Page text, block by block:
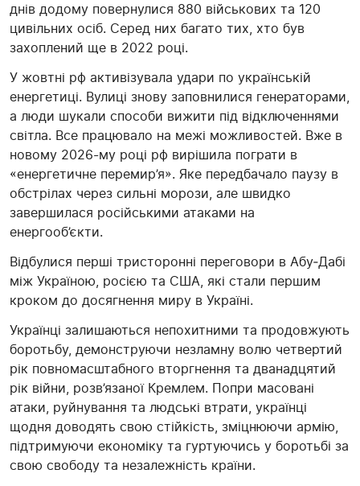
днів додому повернулися 880 військових та 120
цивільних осіб. Серед них багато тих, хто був
захоплений ще в 2022 році.
У жовтні рф активізувала удари по українській
енергетиці. Вулиці знову заповнилися генераторами,
а люди шукали способи вижити під відключеннями
світла. Все працювало на межі можливостей. Вже в
новому 2026-му році рф вирішила пограти в
«енергетичне перемир’я». Яке передбачало паузу в
обстрілах через сильні морози, але швидко
завершилася російськими атаками на
енергооб’єкти.
Відбулися перші тристоронні переговори в Абу‑Дабі
між Україною, росією та США, які стали першим
кроком до досягнення миру в Україні.
Українці залишаються непохитними та продовжують
боротьбу, демонструючи незламну волю четвертий
рік повномасштабного вторгнення та дванадцятий
рік війни, розв’язаної Кремлем. Попри масовані
атаки, руйнування та людські втрати, українці
щодня доводять свою стійкість, зміцнюючи армію,
підтримуючи економіку та гуртуючись у боротьбі за
свою свободу та незалежність країни.